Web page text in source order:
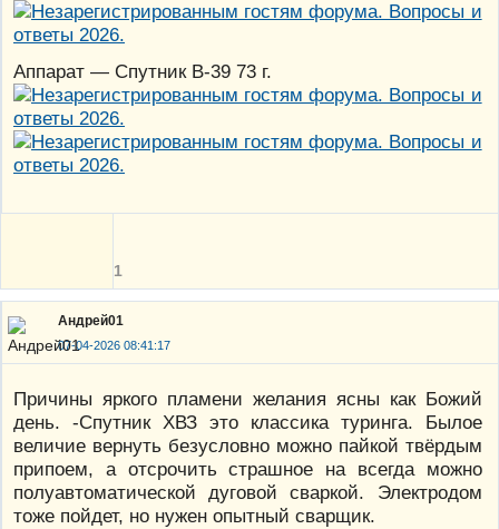
Аппарат — Спутник В-39 73 г.
1
Андрей01
07-04-2026 08:41:17
Причины яркого пламени желания ясны как Божий
день. -Спутник ХВЗ это классика туринга. Былое
величие вернуть безусловно можно пайкой твёрдым
припоем, а отсрочить страшное на всегда можно
полуавтоматической дуговой сваркой. Электродом
тоже пойдет, но нужен опытный сварщик.